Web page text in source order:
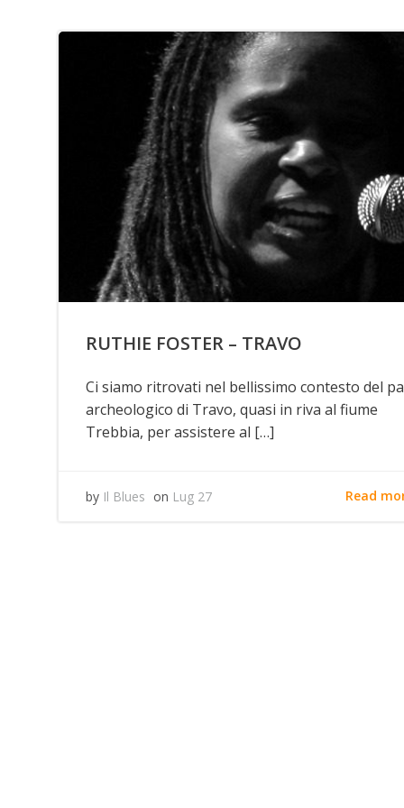
RUTHIE FOSTER – TRAVO
Ci siamo ritrovati nel bellissimo contesto del
archeologico di Travo, quasi in riva al fiume
Trebbia, per assistere al […]
by Il Blues on Lug 27 Read